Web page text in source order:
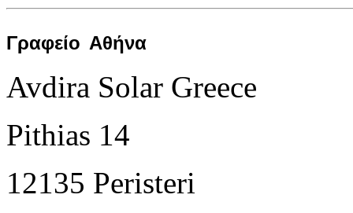
Γραφείο Αθήνα
Avdira Solar Greece
Pithias 14
12135 Peristeri